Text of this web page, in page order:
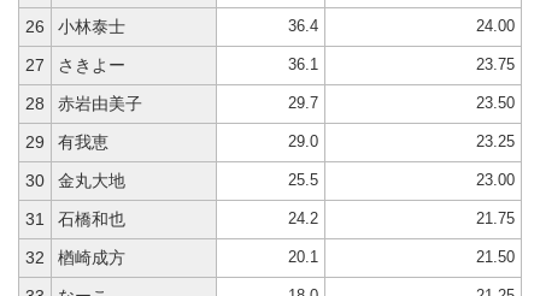
26 小林泰士 36.4 24.00
27 さきよー 36.1 23.75
28 赤岩由美子 29.7 23.50
29 有我恵 29.0 23.25
30 金丸大地 25.5 23.00
31 石橋和也 24.2 21.75
32 楢崎成方 20.1 21.50